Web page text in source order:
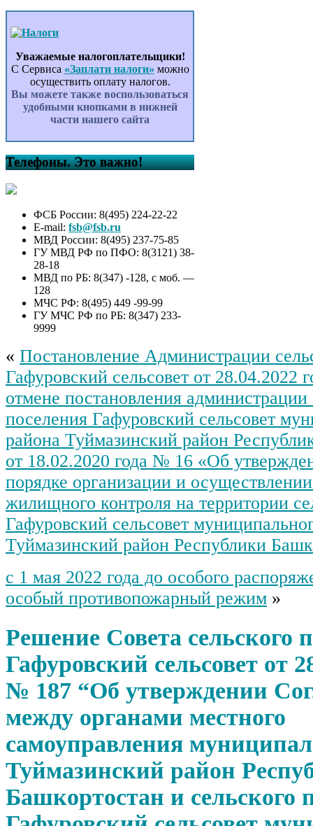
Уважаемые налогоплательщики!
С Сервиса «Заплати налоги» можно
осуществить оплату налогов.
Вы можете также воспользоваться
удобными кнопками в нижней
части нашего сайта
Телефоны. Это важно!
ФСБ России: 8(495) 224-22-22
E-mail: fsb@fsb.ru
МВД России: 8(495) 237-75-85
ГУ МВД РФ по ПФО: 8(3121) 38-
28-18
МВД по РБ: 8(347) -128, с моб. —
128
МЧС РФ: 8(495) 449 -99-99
ГУ МЧС РФ по РБ: 8(347) 233-
9999
« Постановление Администрации
Гафуровский сельсовет от 28.04.2022
отмене постановления администрации
поселения Гафуровский сельсовет
района Туймазинский район
от 18.02.2020 года № 16 «Об
порядке организации и
жилищного контроля на территории
Гафуровский сельсовет
Туймазинский район Республики
с 1 мая 2022 года до особого
особый противопожарный режим »
Решение Совета сельского
Гафуровский сельсовет от
№ 187 “Об утверждении
между органами местного
самоуправления
Туймазинский район
Башкортостан и сельского